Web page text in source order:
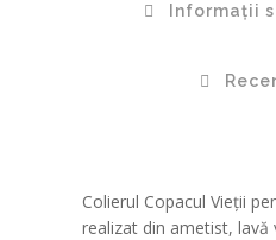
Informații
Colierul Copacul Vieții
realizat din ametist, lavă